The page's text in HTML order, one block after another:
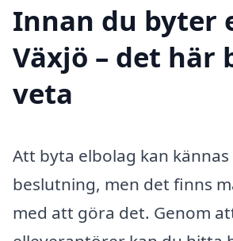
Innan du byter
Växjö – det här
veta
Att byta elbolag kan
beslutning, men det finns
med att göra det. Genom